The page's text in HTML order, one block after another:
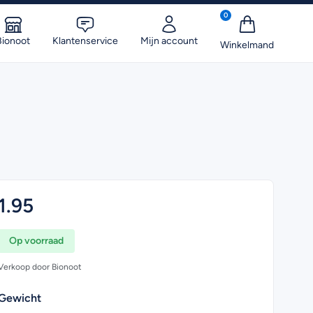
Klantenservice Mijn account
0
Op voorraad
door Bionoot